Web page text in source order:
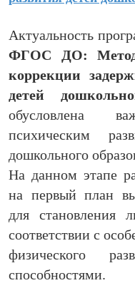
Актуальность
ФГОС ДО:
коррекции
детей
обусловлена
психическим
дошкольного
На данном этапе
на первый план
для становления
соответствии с
физического
способностями.